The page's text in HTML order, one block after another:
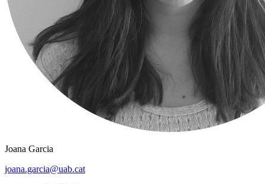
Joana Garcia
joana.garcia@uab.cat